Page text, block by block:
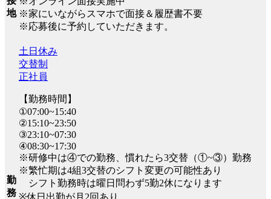
地 ※家にいながらスマホで面接＆履歴書不要
※応募後に予約していただきます。
勤
務
土日休み
交替制
正社員
【勤務時間】
①07:00~15:40
②15:10~23:50
③23:10~07:30
④08:30~17:30
※研修中は④での勤務、慣れたら3交替（①~③）勤務
※繁忙期は4組3交替のシフト変更の可能性あり
シフト勤務時は曜日問わず5勤2休になります
※休日出勤が月2回あり